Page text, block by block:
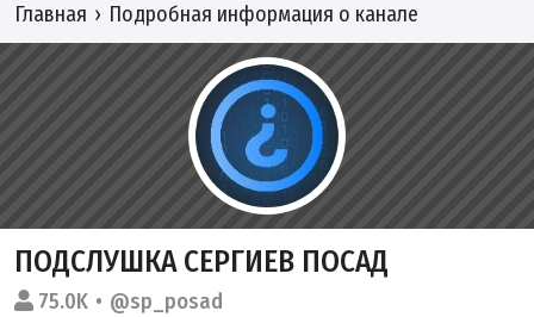
Главная Подробная информация о канале
ПОДСЛУШКА СЕРГИЕВ ПОСАД
75.0K
@sp_posad